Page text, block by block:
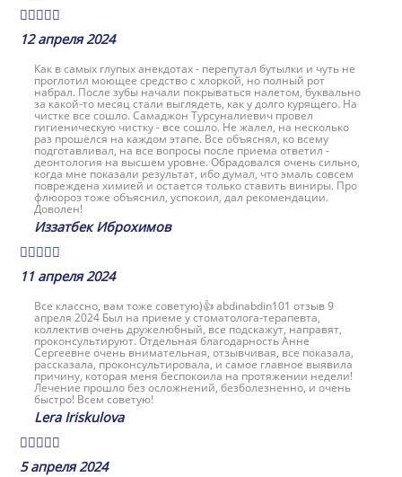

12 апреля 2024
Как в самых глупых анекдотах - перепутал бутылки и чуть не
проглотил моющее средство с хлоркой, но полный рот
набрал. После зубы начали покрываться налетом, буквально
за какой-то месяц стали выглядеть, как у долго курящего. На
чистке все сошло. Самаджон Турсуналиевич провел
гигиеническую чистку - все сошло. Не жалел, на несколько
раз прошёлся на каждом этапе. Все объяснял, ко всему
подготавливал, на все вопросы после приема ответил -
деонтология на высшем уровне. Обрадовался очень сильно,
когда мне показали результат, ибо думал, что эмаль совсем
повреждена химией и остается только ставить виниры. Про
флюороз тоже объяснил, успокоил, дал рекомендации.
Доволен!
Иззатбек Иброхимов

11 апреля 2024
Все классно, вам тоже советую)👍 abdinabdin101 отзыв 9
апреля 2024 Был на приеме у стоматолога-терапевта,
коллектив очень дружелюбный, все подскажут, направят,
проконсультируют. Отдельная благодарность Анне
Сергеевне очень внимательная, отзывчивая, все показала,
рассказала, проконсультировала, и самое главное выявила
причину, которая меня беспокоила на протяжении недели!
Лечение прошло без осложнений, безболезненно, и очень
быстро! Всем советую!
Lera Iriskulova

5 апреля 2024